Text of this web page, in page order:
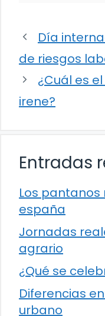
Día
de riesgos
¿Cuál es
irene?
Entradas
Los
españa
Jornadas
agrario
¿Qué se
Diferencias
urbano